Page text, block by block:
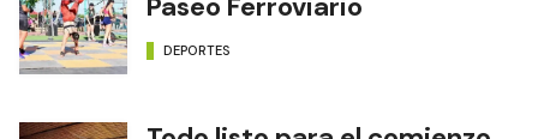
DEPORTES